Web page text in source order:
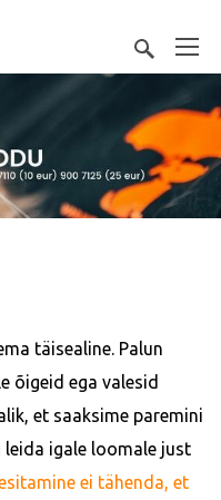
täisealine. Palun
õigeid ega valesid
et saaksime paremini
igale loomale just
ei tähenda, et